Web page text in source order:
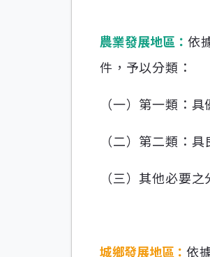
農業發展地區： 依
件，予以分類：
（一）第一類：
（二）第二類：
（三）其他必要之
城鄉發展地區： 依